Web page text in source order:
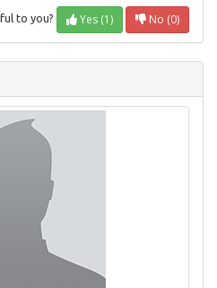
to you? Yes (1) No (0)